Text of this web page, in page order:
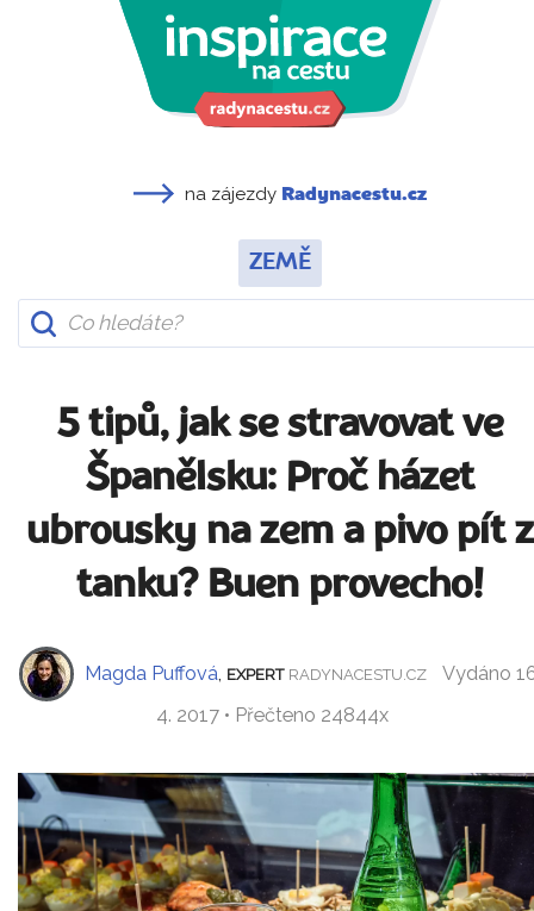
na zájezdy Radynacestu.cz
ZEMĚ
5 tipů, jak se stravovat ve
Španělsku: Proč házet
ubrousky na zem a pivo pít z
tanku? Buen provecho!
Magda Puffová EXPERT RADYNACESTU.CZ
Vydáno
4. 2017 • Přečteno 24844x